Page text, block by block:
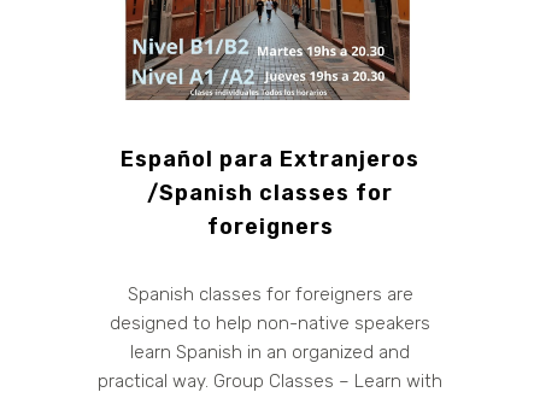
Español para Extranjeros
/Spanish classes for
foreigners
Spanish classes for foreigners are
designed to help non-native speakers
learn Spanish in an organized and
practical way. Group Classes – Learn with